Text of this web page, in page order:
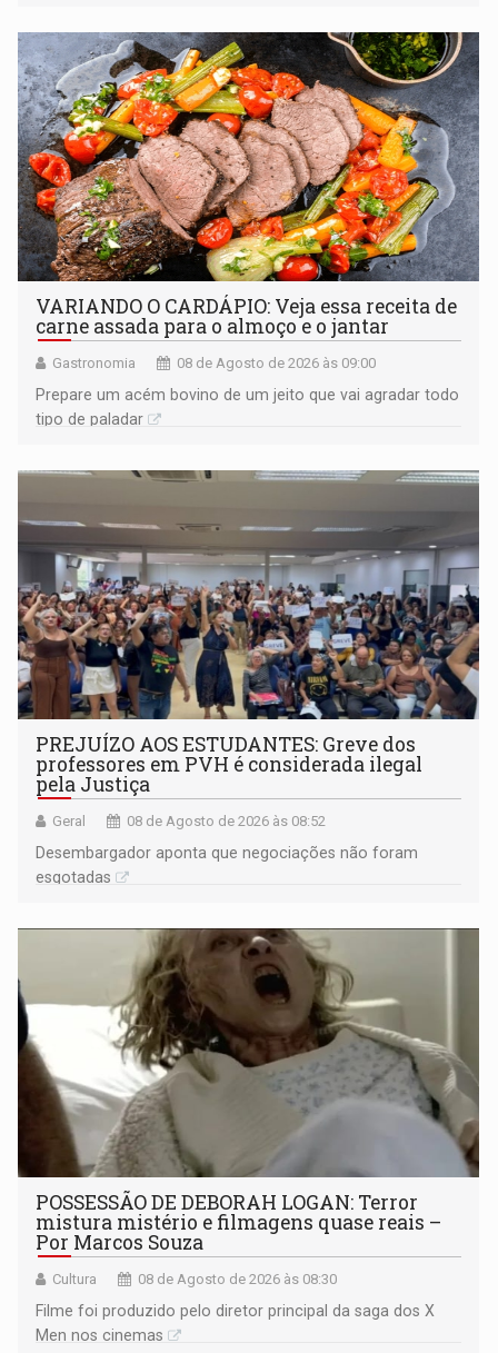
VARIANDO O CARDÁPIO: Veja essa receita de
carne assada para o almoço e o jantar
Gastronomia 08 de Agosto de 2026 às 09:00
Prepare um acém bovino de um jeito que vai agradar todo
tipo de paladar
PREJUÍZO AOS ESTUDANTES: Greve dos
professores em PVH é considerada ilegal
pela Justiça
Geral 08 de Agosto de 2026 às 08:52
Desembargador aponta que negociações não foram
esgotadas
POSSESSÃO DE DEBORAH LOGAN: Terror
mistura mistério e filmagens quase reais –
Por Marcos Souza
Cultura 08 de Agosto de 2026 às 08:30
Filme foi produzido pelo diretor principal da saga dos X
Men nos cinemas